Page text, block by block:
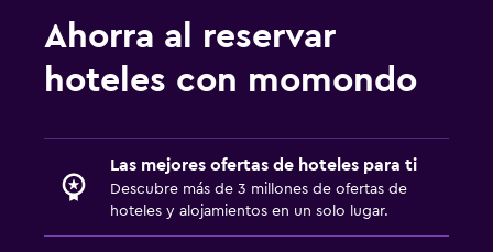
Ahorra al reservar
hoteles con momondo
Las mejores ofertas de hoteles para ti
Descubre más de 3 millones de ofertas de
hoteles y alojamientos en un solo lugar.